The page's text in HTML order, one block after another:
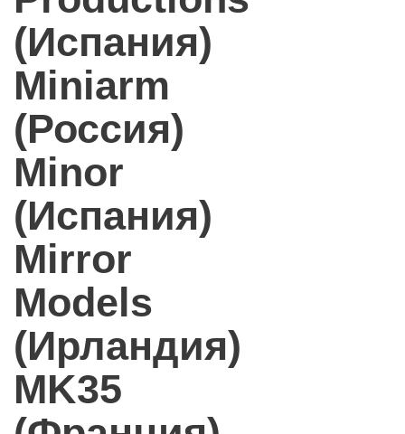
(Испания)
Miniarm
(Россия)
Minor
(Испания)
Mirror
Models
(Ирландия)
MK35